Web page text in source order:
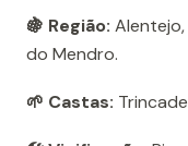
🍇 Região:
do Mendro.
🌱 Castas: